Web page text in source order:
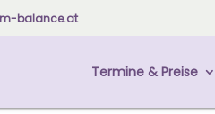
balance.at
Termine & Preise